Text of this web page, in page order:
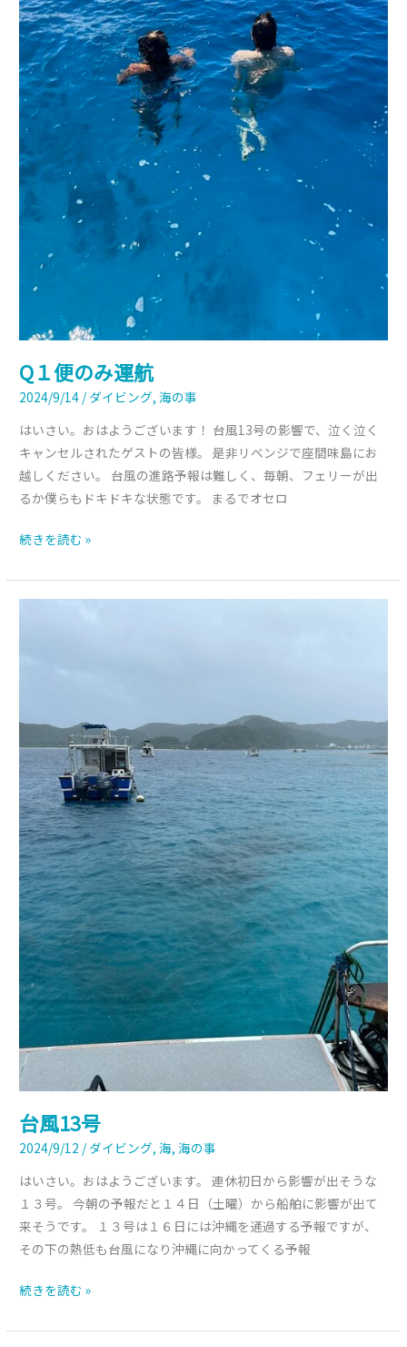
Q１便のみ運航
2024/9/14 / ダイビング,海の事
はいさい。おはようございます！ 台風13号の影響で、泣く泣く
キャンセルされたゲストの皆様。 是非リベンジで座間味島にお
越しください。 台風の進路予報は難しく、毎朝、フェリーが出
るか僕らもドキドキな状態です。 まるでオセロ
続きを読む »
台風13号
2024/9/12 / ダイビング,海,海の事
はいさい。おはようございます。 連休初日から影響が出そうな
１３号。 今朝の予報だと１４日（土曜）から船舶に影響が出て
来そうです。 １３号は１６日には沖縄を通過する予報ですが、
その下の熱低も台風になり沖縄に向かってくる予報
続きを読む »